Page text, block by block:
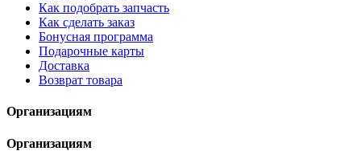
Как подобрать запчасть
Как сделать заказ
Бонусная программа
Подарочные карты
Доставка
Возврат товара
Организациям
Организациям